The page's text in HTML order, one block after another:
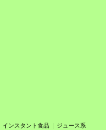
インスタント食品 ジュース系